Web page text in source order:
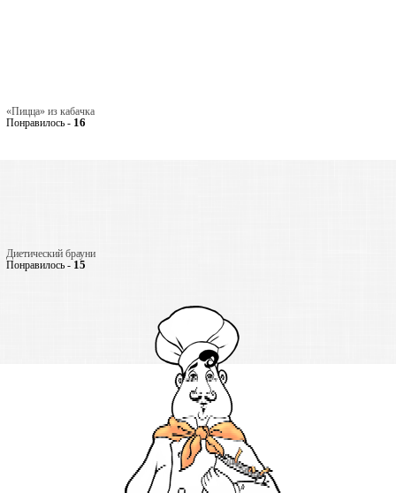
«Пицца» из кабачка
Понравилось - 16
Диетический брауни
Понравилось - 15